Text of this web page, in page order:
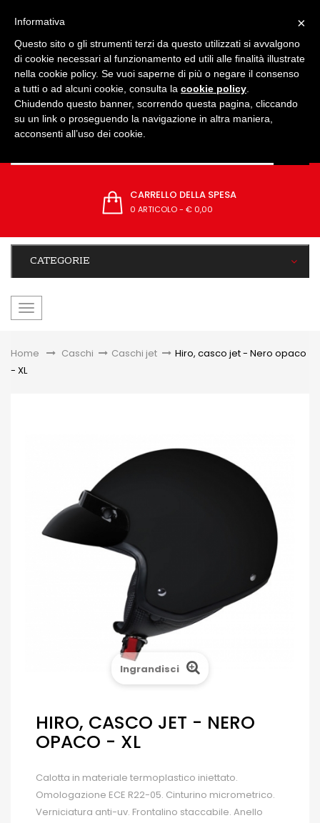
CARRELLO DELLA SPESA
0 ARTICOLO- € 0,00
CATEGORIE
navigazione
Home &gt;Caschi > Caschi jet > Hiro, casco jet - Nero opaco
- XL
Ingrandisci
HIRO, CASCO JET - NERO
OPACO - XL
Calotta in materiale termoplastico iniettato.
Omologazione ECE R22-05. Cinturino micrometrico.
Verniciatura anti-uv. Frontalino staccabile. Anello
×
Informativa
Questo sito o gli strumenti terzi da questo utilizzati si avvalgono
di cookie necessari al funzionamento ed utili alle finalità illustrate
nella cookie policy. Se vuoi saperne di più o negare il consenso
a tutti o ad alcuni cookie, consulta la cookie policy
Chiudendo questo banner, scorrendo questa pagina, cliccando
su un link o proseguendo la navigazione in altra maniera,
acconsenti all’uso dei cookie.